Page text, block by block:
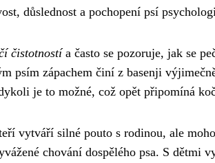
důslednost a pochopení psí
čistotnostía často se pozoruje, jak se
psím zápachem činí z basenji
je to možné, což opět připomíná
vytváří silné pouto s rodinou, ale
chování dospělého psa. S dětmi